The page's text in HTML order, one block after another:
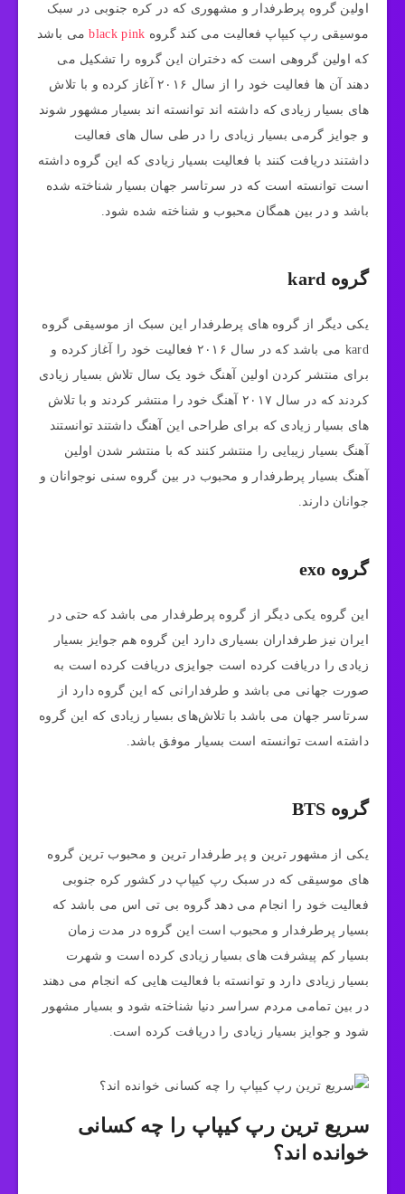
اولین گروه پرطرفدار و مشهوری که در کره جنوبی در سبک
موسیقی رپ کیپاپ فعالیت می ‌کند گروه black pinkمی باشد
که اولین گروهی است که دختران این گروه را تشکیل می
‌دهند آن ها فعالیت خود را از سال ۲۰۱۶ آغاز کرده و با تلاش
های بسیار زیادی که داشته اند توانسته اند بسیار مشهور شوند
و جوایز گرمی بسیار زیادی را در طی سال های فعالیت
داشتند دریافت کنند با فعالیت بسیار زیادی که این گروه داشته
است توانسته است که در سرتاسر جهان بسیار شناخته شده
باشد و در بین همگان محبوب و شناخته شده شود.
گروه kard
یکی دیگر از گروه ‌های پرطرفدار این سبک از موسیقی گروه
kard می باشد که در سال ۲۰۱۶ فعالیت خود را آغاز کرده و
برای منتشر کردن اولین آهنگ خود یک سال تلاش بسیار زیادی
کردند که در سال ۲۰۱۷ آهنگ خود را منتشر کردند و با تلاش
های بسیار زیادی که برای طراحی این آهنگ داشتند توانستند
آهنگ بسیار زیبایی را منتشر کنند که با منتشر شدن اولین
آهنگ بسیار پرطرفدار و محبوب در بین گروه سنی نوجوانان و
جوانان دارند.
گروه exo
این گروه یکی دیگر از گروه پرطرفدار می باشد که حتی در
ایران نیز طرفداران بسیاری دارد این گروه هم جوایز بسیار
زیادی را دریافت کرده است جوایزی دریافت کرده است به
صورت جهانی می ‌باشد و طرفدارانی که این گروه دارد از
سرتاسر جهان می باشد با تلاش‌های بسیار زیادی که این گروه
داشته است توانسته است بسیار موفق باشد.
گروه BTS
یکی از مشهور ترین و پر طرفدار ترین و محبوب ترین گروه
های موسیقی که در سبک رپ کیپاپ در کشور کره جنوبی
فعالیت خود را انجام می دهد گروه بی تی اس می باشد که
بسیار پرطرفدار و محبوب است این گروه در مدت زمان
بسیار کم پیشرفت های بسیار زیادی کرده است و شهرت
بسیار زیادی دارد و توانسته با فعالیت هایی که انجام می دهند
در بین تمامی مردم سراسر دنیا شناخته شود و بسیار مشهور
شود و جوایز بسیار زیادی را دریافت کرده است.
سریع ترین رپ کیپاپ را چه کسانی
خوانده اند؟